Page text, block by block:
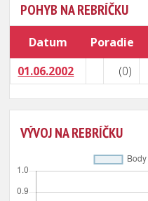
POHYB NA REBRÍČKU
Datum Poradie
01.06.2002
(0)
VÝVOJ NA REBRÍČKU